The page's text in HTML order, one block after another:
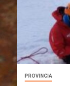
PROVINCIA